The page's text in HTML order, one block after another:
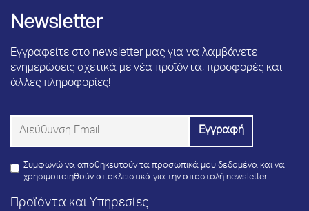
Newsletter
Εγγραφείτε στο newsletter μας για να λαμβάνετε
ενημερώσεις σχετικά με νέα προϊόντα, προσφορές και
άλλες πληροφορίες!
Συμφωνώ να αποθηκευτούν τα προσωπικά μου δεδομένα και να
χρησιμοποιηθούν αποκλειστικά για την αποστολή newsletter
Προϊόντα και Υπηρεσίες